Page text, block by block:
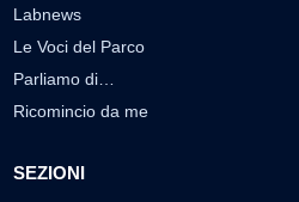
Labnews
Le Voci del Parco
Parliamo di…
Ricomincio da me
SEZIONI